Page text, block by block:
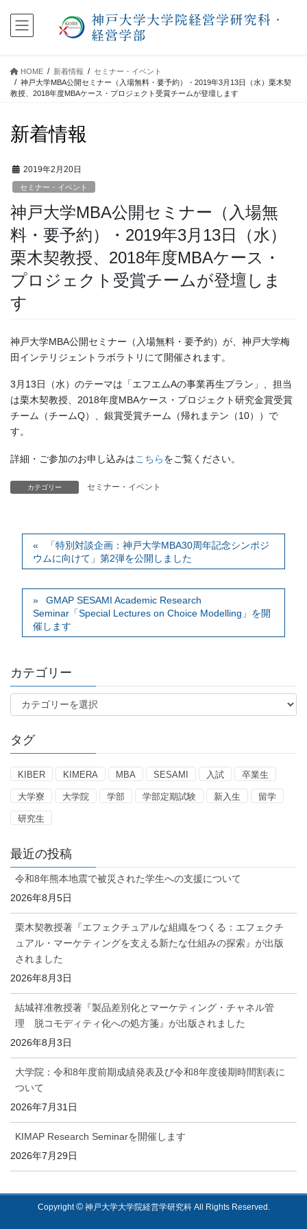
HOME 新着情報
セミナー・イベント
神戸大学MBA公開セミナー（入場無料・要予約）・2019年3月13日（水）栗木契
教授、2018年度MBAケース・プロジェクト受賞チームが登壇します
新着情報
2019年2月20日
セミナー・イベント
神戸大学MBA公開セミナー（入場無
料・要予約）・2019年3月13日（水）
栗木契教授、2018年度MBAケース・
プロジェクト受賞チームが登壇しま
す
神戸大学MBA公開セミナー（入場無料・要予約）が、神戸大学梅
田インテリジェントラボラトリにて開催されます。
3月13日（水）のテーマは「エフエムAの事業再生プラン」、担当
は栗木契教授、2018年度MBAケース・プロジェクト研究金賞受賞
チーム（チームQ）、銀賞受賞チーム（帰れまテン（10））で
す。
詳細・ご参加のお申し込みはこちらをご覧ください。
カテゴリー セミナー・イベント
「特別対談企画：神戸大学MBA30周年記念シンポジ
ウムに向けて」第2弾を公開しました
GMAP SESAMI Academic Research
Seminar「Special Lectures on Choice Modelling」を開
催します
カテゴリー
テ
リ
ー
タグ
KIBER KIMERA MBA SESAMI 入試 卒業生
大学寮 大学院 学部 学部定期試験 新入生 留学
研究生
最近の投稿
令和8年熊本地震で被災された学生への支援について
2026年8月5日
栗木契教授著『エフェクチュアルな組織をつくる：エフェクチ
ュアル・マーケティングを支える新たな仕組みの探索』が出版
されました
2026年8月3日
結城祥准教授著『製品差別化とマーケティング・チャネル管
理 脱コモディティ化への処方箋』が出版されました
2026年8月3日
大学院：令和8年度前期成績発表及び令和8年度後期時間割表に
ついて
2026年7月31日
KIMAP Research Seminarを開催します
2026年7月29日
Copyright©神戸大学大学院経営学研究科 All Rights Reserved.